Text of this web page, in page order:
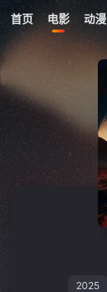
首页 电影 动漫
2025